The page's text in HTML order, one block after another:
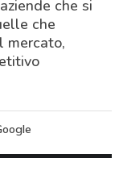
che si
che
mercato,